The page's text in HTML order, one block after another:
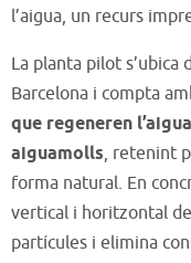
l’aigua, un recurs
La planta pilot s’ubica
Barcelona i compta
que regeneren
aiguamolls, retenint
forma natural. En
vertical i horitzontal
partícules i elimina